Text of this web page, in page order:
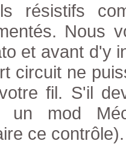
résistifs
Nous
et avant d'y
circuit ne
fil. S'il
un mod
ce contrôle).